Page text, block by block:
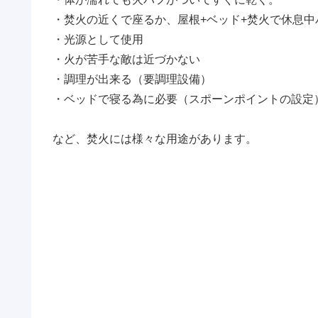
・焚火の近くで座るか、屋根+ベッド+焚火で休息中
・光源として使用
・火が苦手な敵は近づかない
・調理が出来る（要調理設備）
・ベッドで寝る為に必要（スポーンポイントの設定
など、焚火には様々な用途があります。